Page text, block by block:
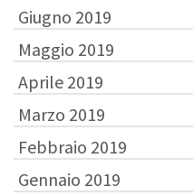
Giugno 2019
Maggio 2019
Aprile 2019
Marzo 2019
Febbraio 2019
Gennaio 2019